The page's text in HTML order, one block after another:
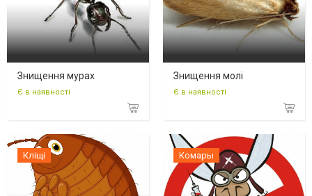
Знищення мурах
Є в наявності
Знищення молі
Є в наявності
Кліщі Комары